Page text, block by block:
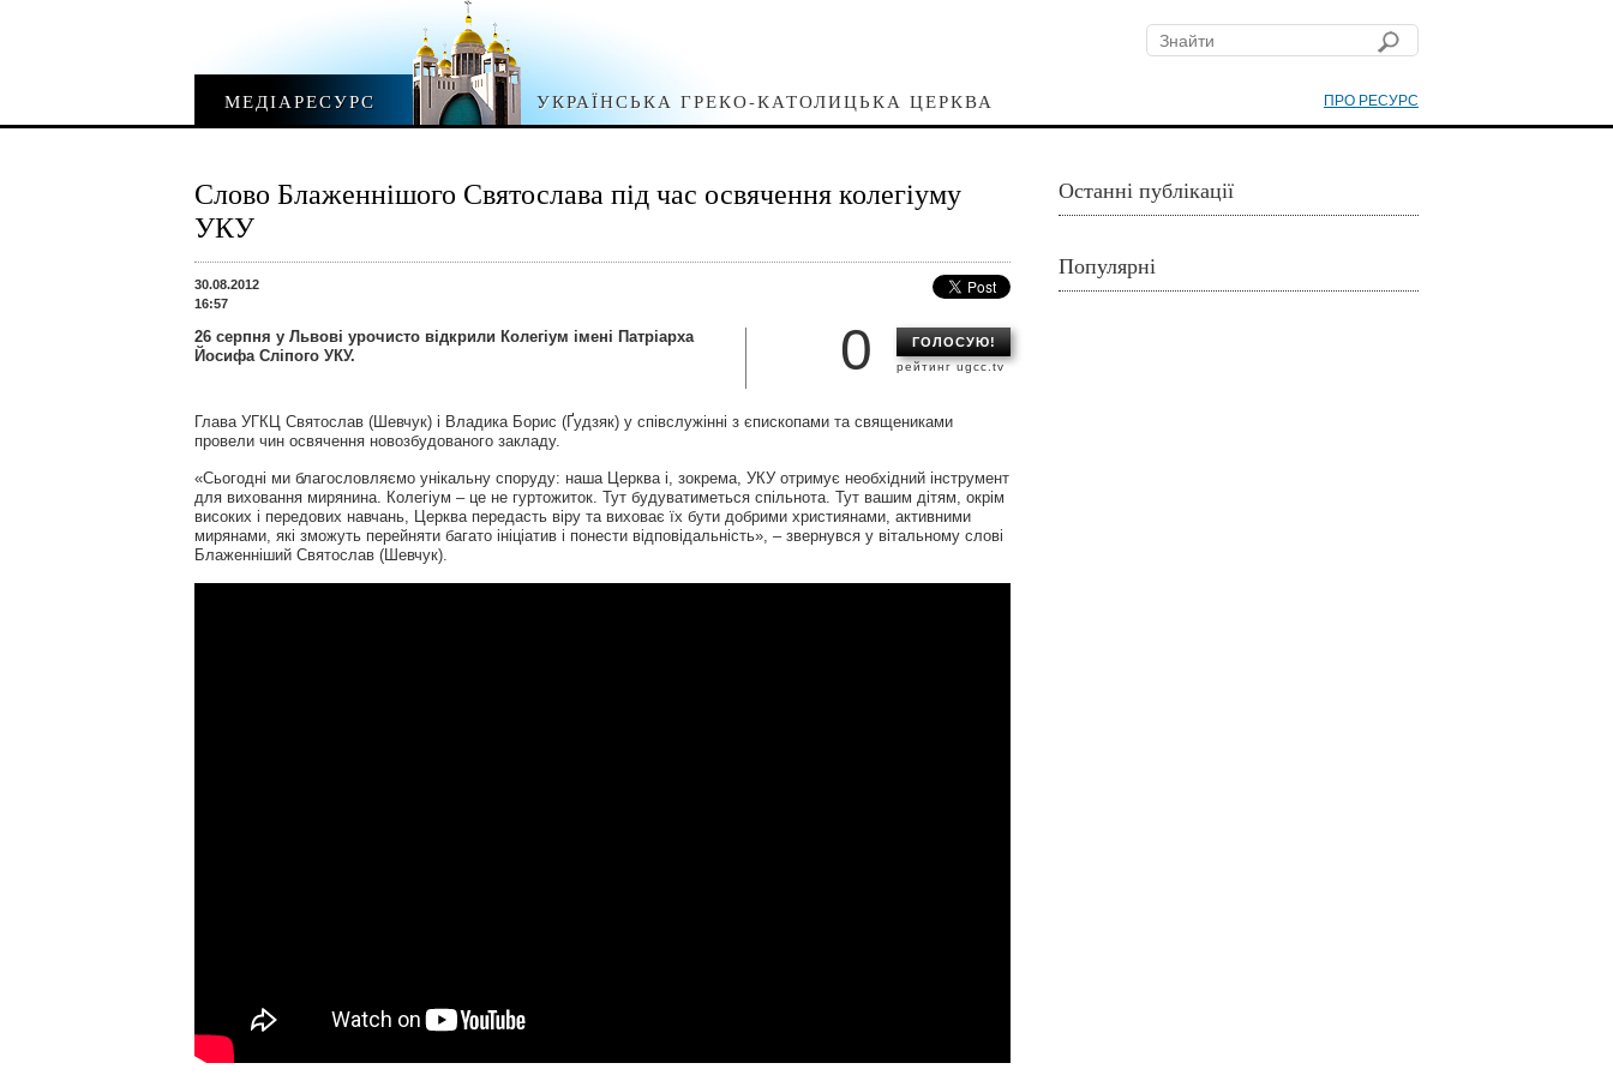
ПРО РЕСУРС
МЕДІАРЕСУРС УКРАЇНСЬКА ГРЕКО-КАТОЛИЦЬКА ЦЕРКВА
Слово Блаженнішого Святослава під час освячення колегіуму
УКУ
30.08.2012
16:57
ГОЛОСУЮ!
рейтинг ugcc.tv
0
26 серпня у Львові урочисто відкрили Колегіум імені Патріарха
Йосифа Сліпого УКУ.
Глава УГКЦ Святослав (Шевчук) і Владика Борис (Ґудзяк) у співслужінні з єпископами та священиками
провели чин освячення новозбудованого закладу.
«Сьогодні ми благословляємо унікальну споруду: наша Церква і, зокрема, УКУ отримує необхідний інструмент
для виховання мирянина. Колегіум – це не гуртожиток. Тут будуватиметься спільнота. Тут вашим дітям, окрім
високих і передових навчань, Церква передасть віру та виховає їх бути добрими християнами, активними
мирянами, які зможуть перейняти багато ініціатив і понести відповідальність», – звернувся у вітальному слові
Блаженніший Святослав (Шевчук).
Останні публікації
Популярні